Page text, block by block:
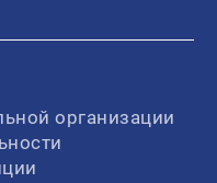
организации